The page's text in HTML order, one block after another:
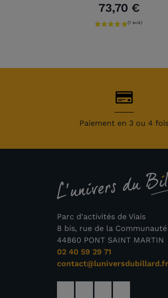
73,70 €
Paiement en 3 ou 4
Parc d'activités de Viais
8 bis, rue de la Communauté
44860 PONT SAINT MARTIN
02 40 59 29 71
contact@luniversdubillard.fr